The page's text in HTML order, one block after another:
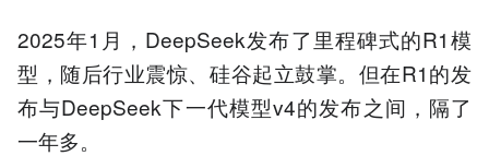
2025年1月，DeepSeek发布了里程碑式的R1模
型，随后行业震惊、硅谷起立鼓掌。但在R1的发
布与DeepSeek下一代模型v4的发布之间，隔了
一年多。